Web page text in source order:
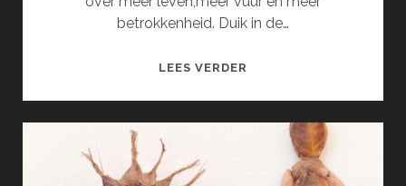
betrokkenheid. Duik in de…
LEES VERDER
VARKENSNEUSJE